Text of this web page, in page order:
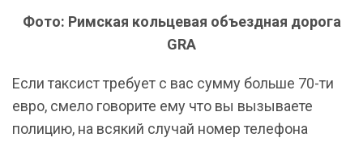
Фото: Римская кольцевая объездная дорога
GRA
Если таксист требует с вас сумму больше 70-ти
евро, смело говорите ему что вы вызываете
полицию, на всякий случай номер телефона